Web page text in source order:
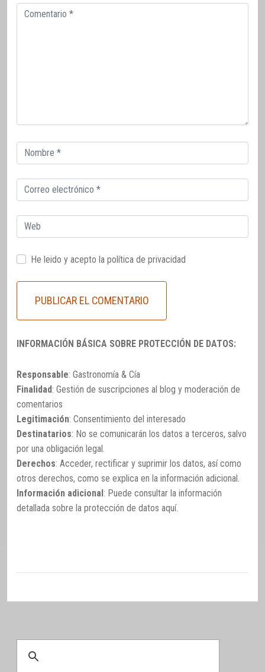
Comentario
Correo
electrónico
Correo
electrónico
Web
He leido y acepto la política de privacidad
INFORMACIÓN BÁSICA SOBRE PROTECCIÓN DE DATOS:
Responsable: Gastronomía & Cía
Finalidad: Gestión de suscripciones al blog y moderación de
comentarios
Legitimación: Consentimiento del interesado
Destinatarios: No se comunicarán los datos a terceros, salvo
por una obligación legal.
Derechos: Acceder, rectificar y suprimir los datos, así como
otros derechos, como se explica en la información adicional.
Información adicional : Puede consultar la información
detallada sobre la protección de datos aquí.